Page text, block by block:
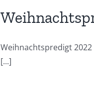
Weihnachtspredigt
[...]